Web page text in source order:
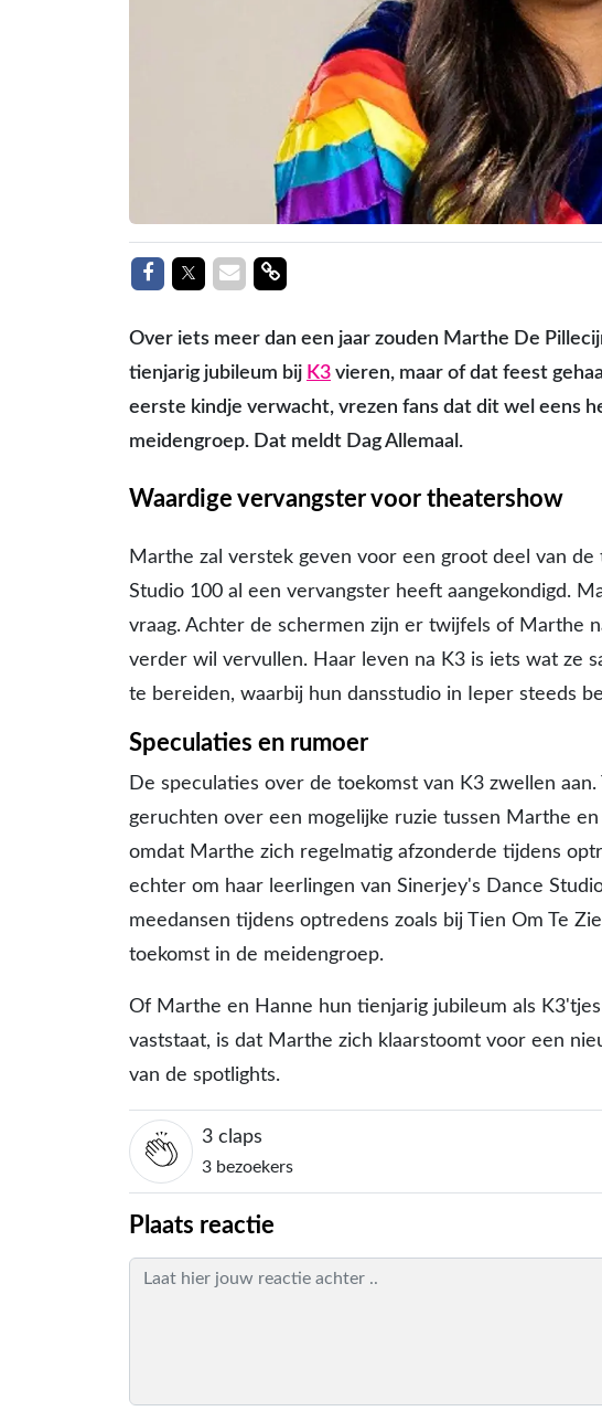
Delen op Facebook
Delen op Twitter
Delen via Mail
Delen link
Over iets meer dan een jaar zouden Marthe De
tienjarig jubileum bij K3 vieren, maar of dat feest
eerste kindje verwacht, vrezen fans dat dit wel eens
meidengroep. Dat meldt Dag Allemaal.
Waardige vervangster voor theatershow
Marthe zal verstek geven voor een groot deel van
Studio 100 al een vervangster heeft aangekondigd.
vraag. Achter de schermen zijn er twijfels of Marthe
verder wil vervullen. Haar leven na K3 is iets wat ze
te bereiden, waarbij hun dansstudio in Ieper steeds
Speculaties en rumoer
De speculaties over de toekomst van K3 zwellen
geruchten over een mogelijke ruzie tussen Marthe en
omdat Marthe zich regelmatig afzonderde tijdens
echter om haar leerlingen van Sinerjey's Dance
meedansen tijdens optredens zoals bij Tien Om Te
toekomst in de meidengroep.
Of Marthe en Hanne hun tienjarig jubileum als
vaststaat, is dat Marthe zich klaarstoomt voor een
van de spotlights.
3 claps
3 bezoekers
Plaats reactie